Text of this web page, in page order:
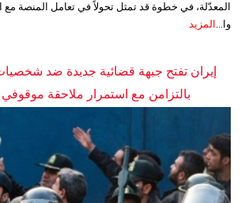
المعدّلة، في خطوة قد تمثل تحولاً في تعامل المنصة مع
وا... المزيد
إيران تفتح جبهة قضائية جديدة ضد
بالتزامن مع استمرار ملاحقة موقوفي